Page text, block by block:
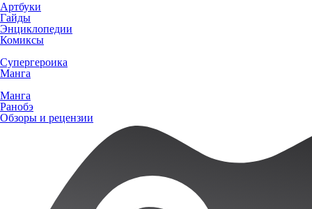
Артбуки
Гайды
Энциклопедии
Комиксы
Супергероика
Манга
Манга
Ранобэ
Обзоры и рецензии